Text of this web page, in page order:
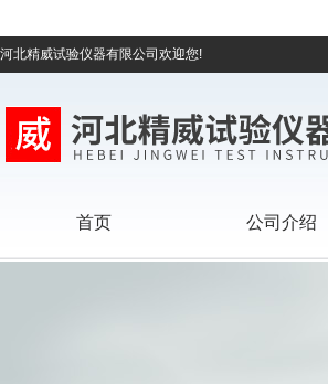
河北精威试验仪器有限公司欢迎您!
首页 公司介绍